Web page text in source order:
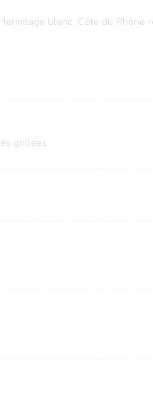
blanc, Côte du Rhône
grillées